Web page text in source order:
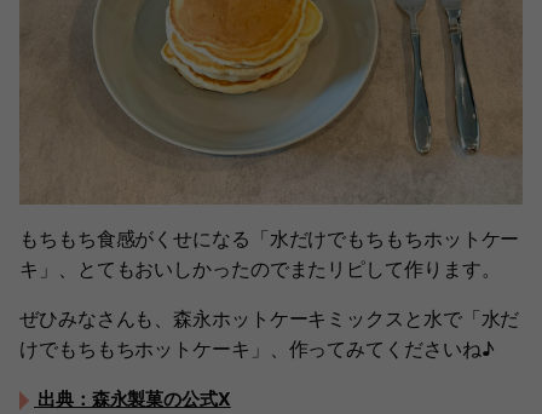
もちもち食感がくせになる「水だけでもちもちホットケー
キ」、とてもおいしかったのでまたリピして作ります。
ぜひみなさんも、森永ホットケーキミックスと水で「水だ
けでもちもちホットケーキ」、作ってみてくださいね♪
出典：森永製菓の公式X